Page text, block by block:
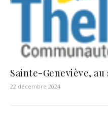
Sainte-Geneviève,
22 décembre 2024